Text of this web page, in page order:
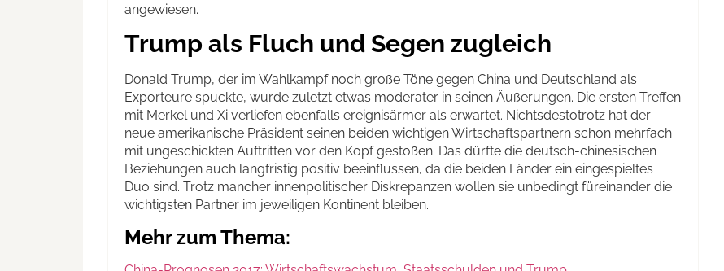
angewiesen.
Trump als Fluch und Segen zugleich
Donald Trump, der im Wahlkampf noch große Töne gegen China und Deutschland als
Exporteure spuckte, wurde zuletzt etwas moderater in seinen Äußerungen. Die ersten Treffen
mit Merkel und Xi verliefen ebenfalls ereignisärmer als erwartet. Nichtsdestotrotz hat der
neue amerikanische Präsident seinen beiden wichtigen Wirtschaftspartnern schon mehrfach
mit ungeschickten Auftritten vor den Kopf gestoßen. Das dürfte die deutsch-chinesischen
Beziehungen auch langfristig positiv beeinflussen, da die beiden Länder ein eingespieltes
Duo sind. Trotz mancher innenpolitischer Diskrepanzen wollen sie unbedingt füreinander die
wichtigsten Partner im jeweiligen Kontinent bleiben.
Mehr zum Thema: